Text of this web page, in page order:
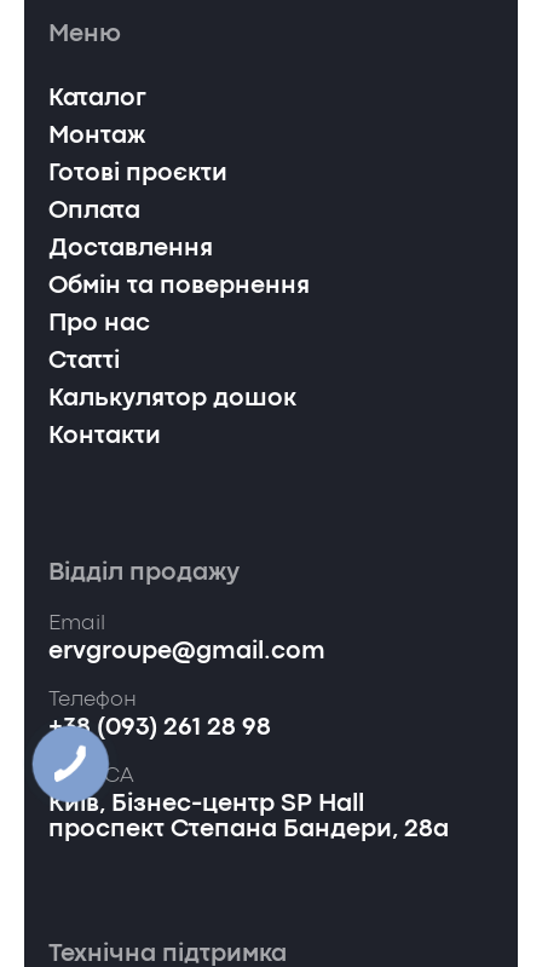
Меню
Каталог
Монтаж
Готові проєкти
Оплата
Доставлення
Обмін та повернення
Про нас
Статті
Калькулятор дошок
Контакти
Відділ продажу
Email
ervgroupe@gmail.com
Телефон
+38 (093) 261 28 98
АДРЕСА
Київ, Бізнес-центр SP Hall
проспект Степана Бандери, 28а
Технічна підтримка